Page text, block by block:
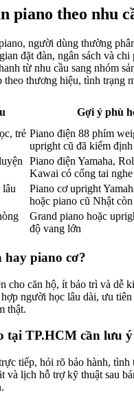
piano theo nhu
người dùng thường
đặt đàn, ngân sách và
từ nhu cầu sang nhóm
theo thương hiệu, tình trạng
Gợi ý phù
trẻ Piano điện 88 phím
upright cũ đã kiểm định
Piano điện Yamaha,
Kawai có cổng tai nghe
Piano cơ upright
hoặc piano cũ Nhật
Grand piano hoặc
độ vang lớn
hay piano cơ?
cho căn hộ, ít bảo trì và dễ
người học lâu dài, ưu
thật.
tại TP.HCM cần lưu
tiếp, hỏi rõ bảo hành, tình
và lịch hỗ trợ kỹ thuật sau